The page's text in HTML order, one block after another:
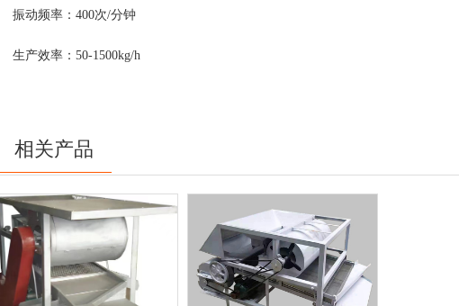
动频率：400次/分钟
产效率：50-1500kg/h
相关产品